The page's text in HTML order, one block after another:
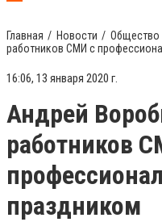
Главная Новости Общество
работников СМИ с
16:06, 13 января 2020 г.
Андрей
работников
праздником